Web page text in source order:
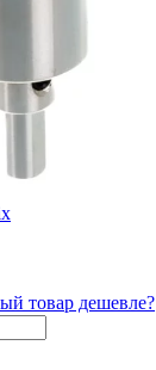
товар дешевле?